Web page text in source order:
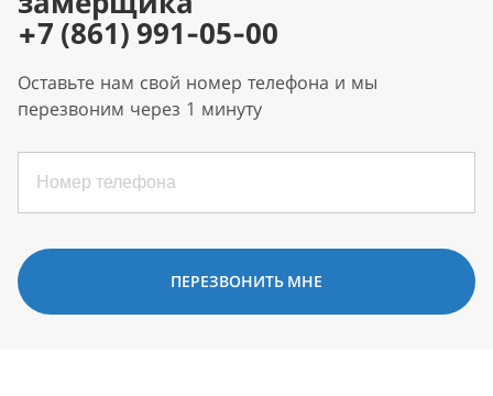
+7 (861) 991-05-00
Оставьте нам свой номер телефона и мы
перезвоним через 1 минуту
ПЕРЕЗВОНИТЬ МНЕ